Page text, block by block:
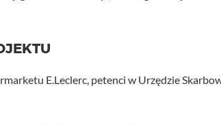
E.Leclerc, petenci w Urzędzie